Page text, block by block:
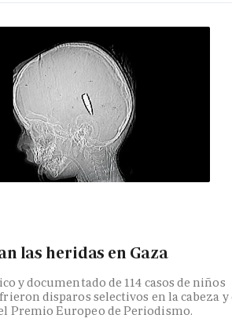
las heridas en Gaza
y documentado de 114 casos de niños
disparos selectivos en la cabeza y
Premio Europeo de Periodismo.